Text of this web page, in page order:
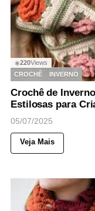
◉220Views
CROCHÊ
INVERNO
Crochê de
Estilosas para
05/07/2025
Veja Mais